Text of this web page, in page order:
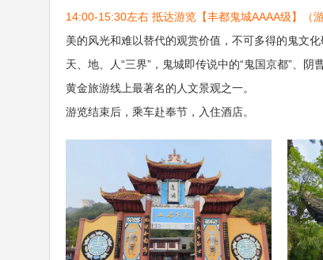
14:00-15:30左右 抵达游览【丰都鬼城AAAA级】（
美的风光和难以替代的观赏价值，不可多得的鬼文
天、地、人“三界”，鬼城即传说中的“鬼国京都”、
黄金旅游线上最著名的人文景观之一。
游览结束后，乘车赴奉节，入住酒店。